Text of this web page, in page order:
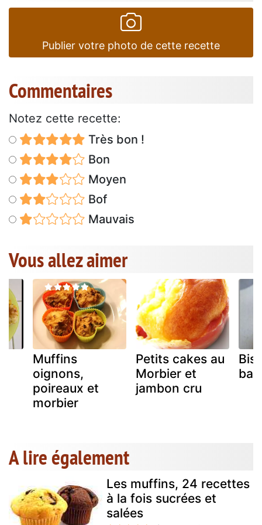
Publier votre photo de cette recette
Commentaires
Notez cette recette:
Très bon !
Bon
Moyen
Bof
Mauvais
Vous allez aimer
Muffins
oignons,
poireaux et
morbier
Petits cakes au
Morbier et
jambon cru
A lire également
Les muffins, 24 recettes
à la fois sucrées et
salées